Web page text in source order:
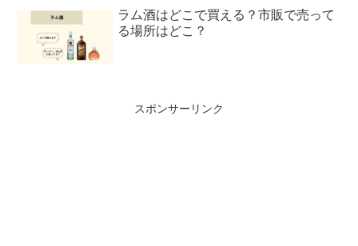
ラム酒はどこで買える？市販で売って
る場所はどこ？
スポンサーリンク